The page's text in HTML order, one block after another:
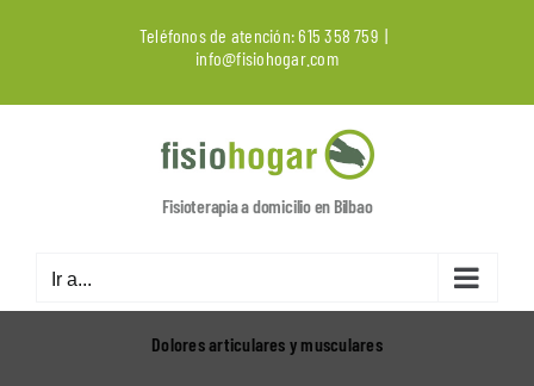
Teléfonos de atención:615 358 759 |
info@fisiohogar.com
Fisioterapia a domicilio en Bilbao
Ir a...
Dolores articulares y musculares